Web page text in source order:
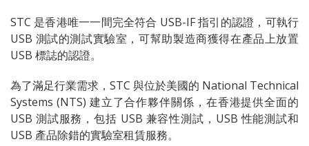
STC 是香港唯一一間完全符合 USB-IF 指引的認證，可執行
USB 測試的測試實驗室，可幫助製造商獲得在產品上放置
USB 標誌的認證。
為了滿足行業需求，STC 與位於美國的 National Technical
Systems (NTS) 建立了合作夥伴關係，在香港提供全面的
USB 測試服務，包括 USB 兼容性測試，USB 性能測試和
USB 產品除錯的實驗室租賃服務。